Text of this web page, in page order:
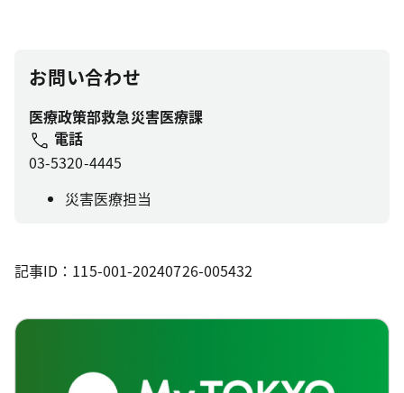
お問い合わせ
医療政策部救急災害医療課
電話
03-5320-4445
災害医療担当
記事ID：115-001-20240726-005432